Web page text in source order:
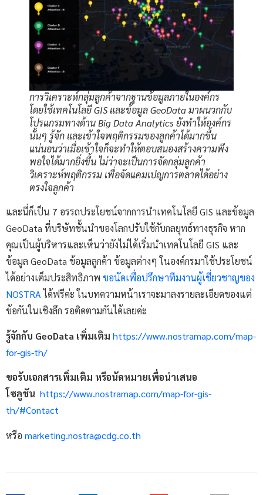
การวิเคราะห์กลุ่มลูกค้าจากฐานข้อมูลภายในองค์กร
โดยใช้เทคโนโลยี GIS และข้อมูล GeoData มาผนวกกับ
โปรแกรมทางด้าน Big Data Analytics ยังทำให้องค์กร
นั้นๆ รู้จัก และเข้าใจพฤติกรรมของลูกค้าได้มากขึ้น
แน่นอนว่าเมื่อเข้าใจก็จะทำให้ตอบสนองสร้างความพึง
พอใจได้มากยิ่งขึ้น ไม่ว่าจะเป็นการจัดกลุ่มลูกค้า
วิเคราะห์พฤติกรรม เพื่อจัดแคมเปญการตลาดได้อย่าง
ตรงใจลูกค้า
และนี่ก็เป็น 7 อรรถประโยชน์จากการนำเทคโนโลยี GIS และข้อมูล
GeoData ที่บริษัทชั้นนำของโลกปรับใช้กับกลยุทธ์ทางธุรกิจ หาก
คุณเป็นผู้บริหารและเห็นว่ายังไม่ได้เริ่มนำเทคโนโลยี GIS และ
ข้อมูล GeoData ข้อมูลลูกค้า ข้อมูลต่างๆ ในองค์กรมาใช้ประโยชน์
ได้อย่างเต็มประสิทธิภาพ ขอนัดเพื่อปรึกษาทีมงานผู้เชี่ยวชาญของ
NOSTRAได้ฟรีค่ะ ในบทความหน้าเราจะมาลงรายละเอียดของแต่
ข้อกันในเชิงลึก รอติดตามกันได้เลยค่ะ
รู้จักกับ GeoData เพิ่มเติม https://www.nostramap.com/map-
for-gis-th/
ขอรับเอกสารเพิ่มเติม หรือนัดหมายเพื่อนำเสนอ
โซลูชัน https://www.nostramap.com/map-for-gis-
th/#Contact
หรือ marketing.nostra@cdg.co.th